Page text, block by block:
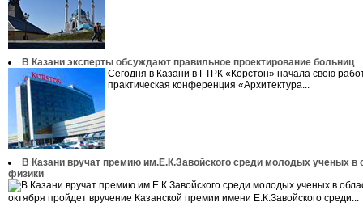
В Казани эксперты обсуждают правильное проектирование больниц
Сегодня в Казани в ГТРК «Корстон» начала свою
практическая конференция «Архитектура...
В Казани вручат премию им.Е.К.Завойского среди молодых ученых в
физики
октября пройдет вручение Казанской премии имени Е.К.Завойского среди...